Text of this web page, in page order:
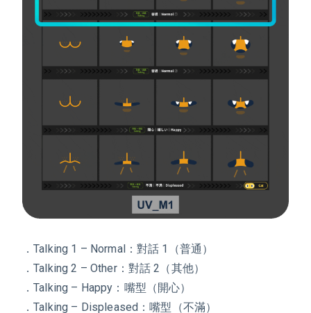
．Talking 1 – Normal：對話 1（普通）
．Talking 2 – Other：對話 2（其他）
．Talking – Happy：嘴型（開心）
．Talking – Displeased：嘴型（不滿）